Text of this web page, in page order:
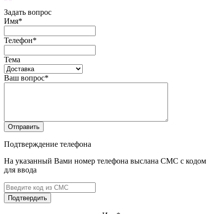
Задать вопрос
Имя*
Телефон*
Тема
Ваш вопрос*
Отправить
Подтверждение телефона
На указанный Вами номер телефона выслана СМС с кодом
для ввода
Подтвердить